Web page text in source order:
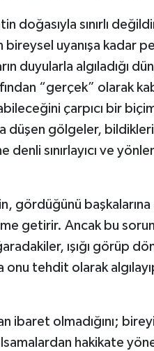
doğasıyla sınırlı
uyanışa kadar
duyularla algıladığı
“gerçek” olarak
çarpıcı bir
düşen gölgeler,
denli sınırlayıcı ve
gördüğünü başkalarına
getirir. Ancak bu
ışığı görüp
tehdit olarak
ibaret olmadığını;
hakikate